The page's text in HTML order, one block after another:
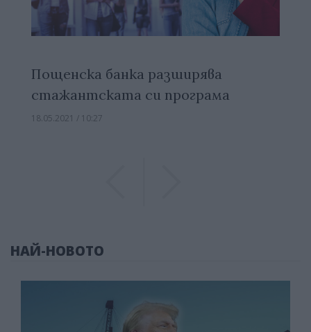
Пощенска банка разширява
стажантската си програма
18.05.2021 / 10:27
НАЙ-НОВОТО